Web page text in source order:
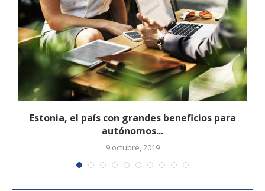
Estonia, el país con grandes beneficios para
autónomos...
9 octubre, 2019